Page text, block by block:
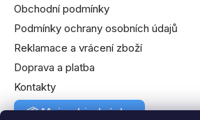
Obchodní podmínky
Podmínky ochrany osobních údajů
Reklamace a vrácení zboží
Doprava a platba
Kontakty
📦Moje objednávka